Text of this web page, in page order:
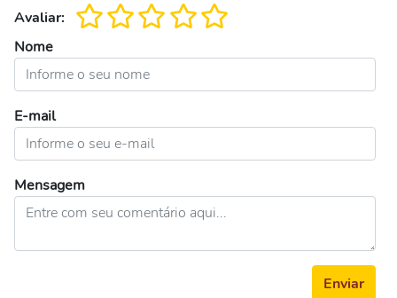
Avaliar:
Nome
E-mail
Mensagem
Enviar